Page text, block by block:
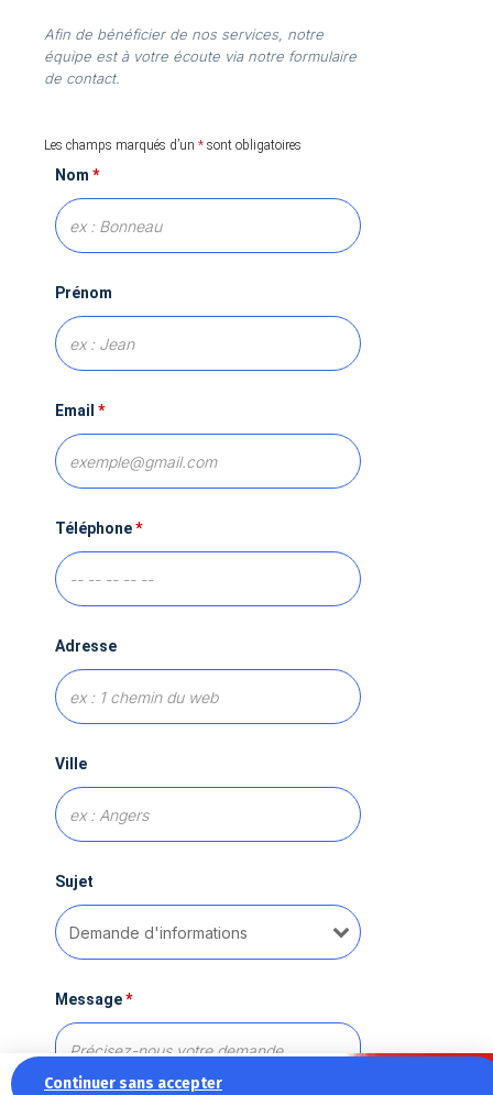
Continuer sans accepter
Afin de bénéficier de nos services, notre
équipe est à votre écoute via notre formulaire
de contact.
Les champs marqués d’un * sont obligatoires
Nom *
Prénom
Email *
Téléphone*
Adresse
Ville
Sujet
Message*